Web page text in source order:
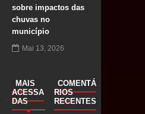
sobre impactos das
chuvas no
município
Mai 13, 2026
MAIS
ACESSA
DAS
COMENTÁ
RIOS
RECENTES